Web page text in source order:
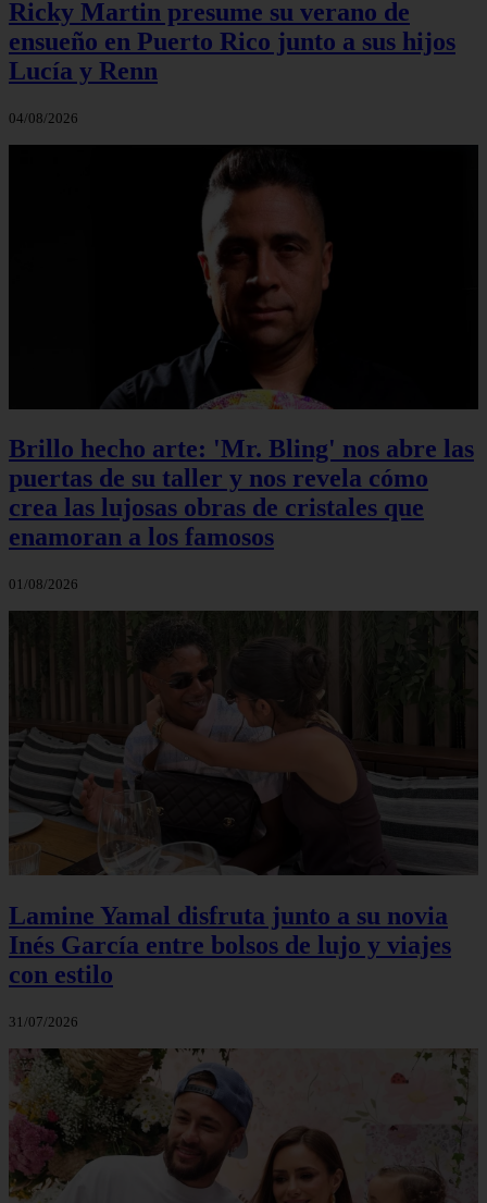
Ricky Martin presume su verano de
ensueño en Puerto Rico junto a sus hijos
Lucía y Renn
04/08/2026
Brillo hecho arte: 'Mr. Bling' nos abre las
puertas de su taller y nos revela cómo
crea las lujosas obras de cristales que
enamoran a los famosos
01/08/2026
Lamine Yamal disfruta junto a su novia
Inés García entre bolsos de lujo y viajes
con estilo
31/07/2026